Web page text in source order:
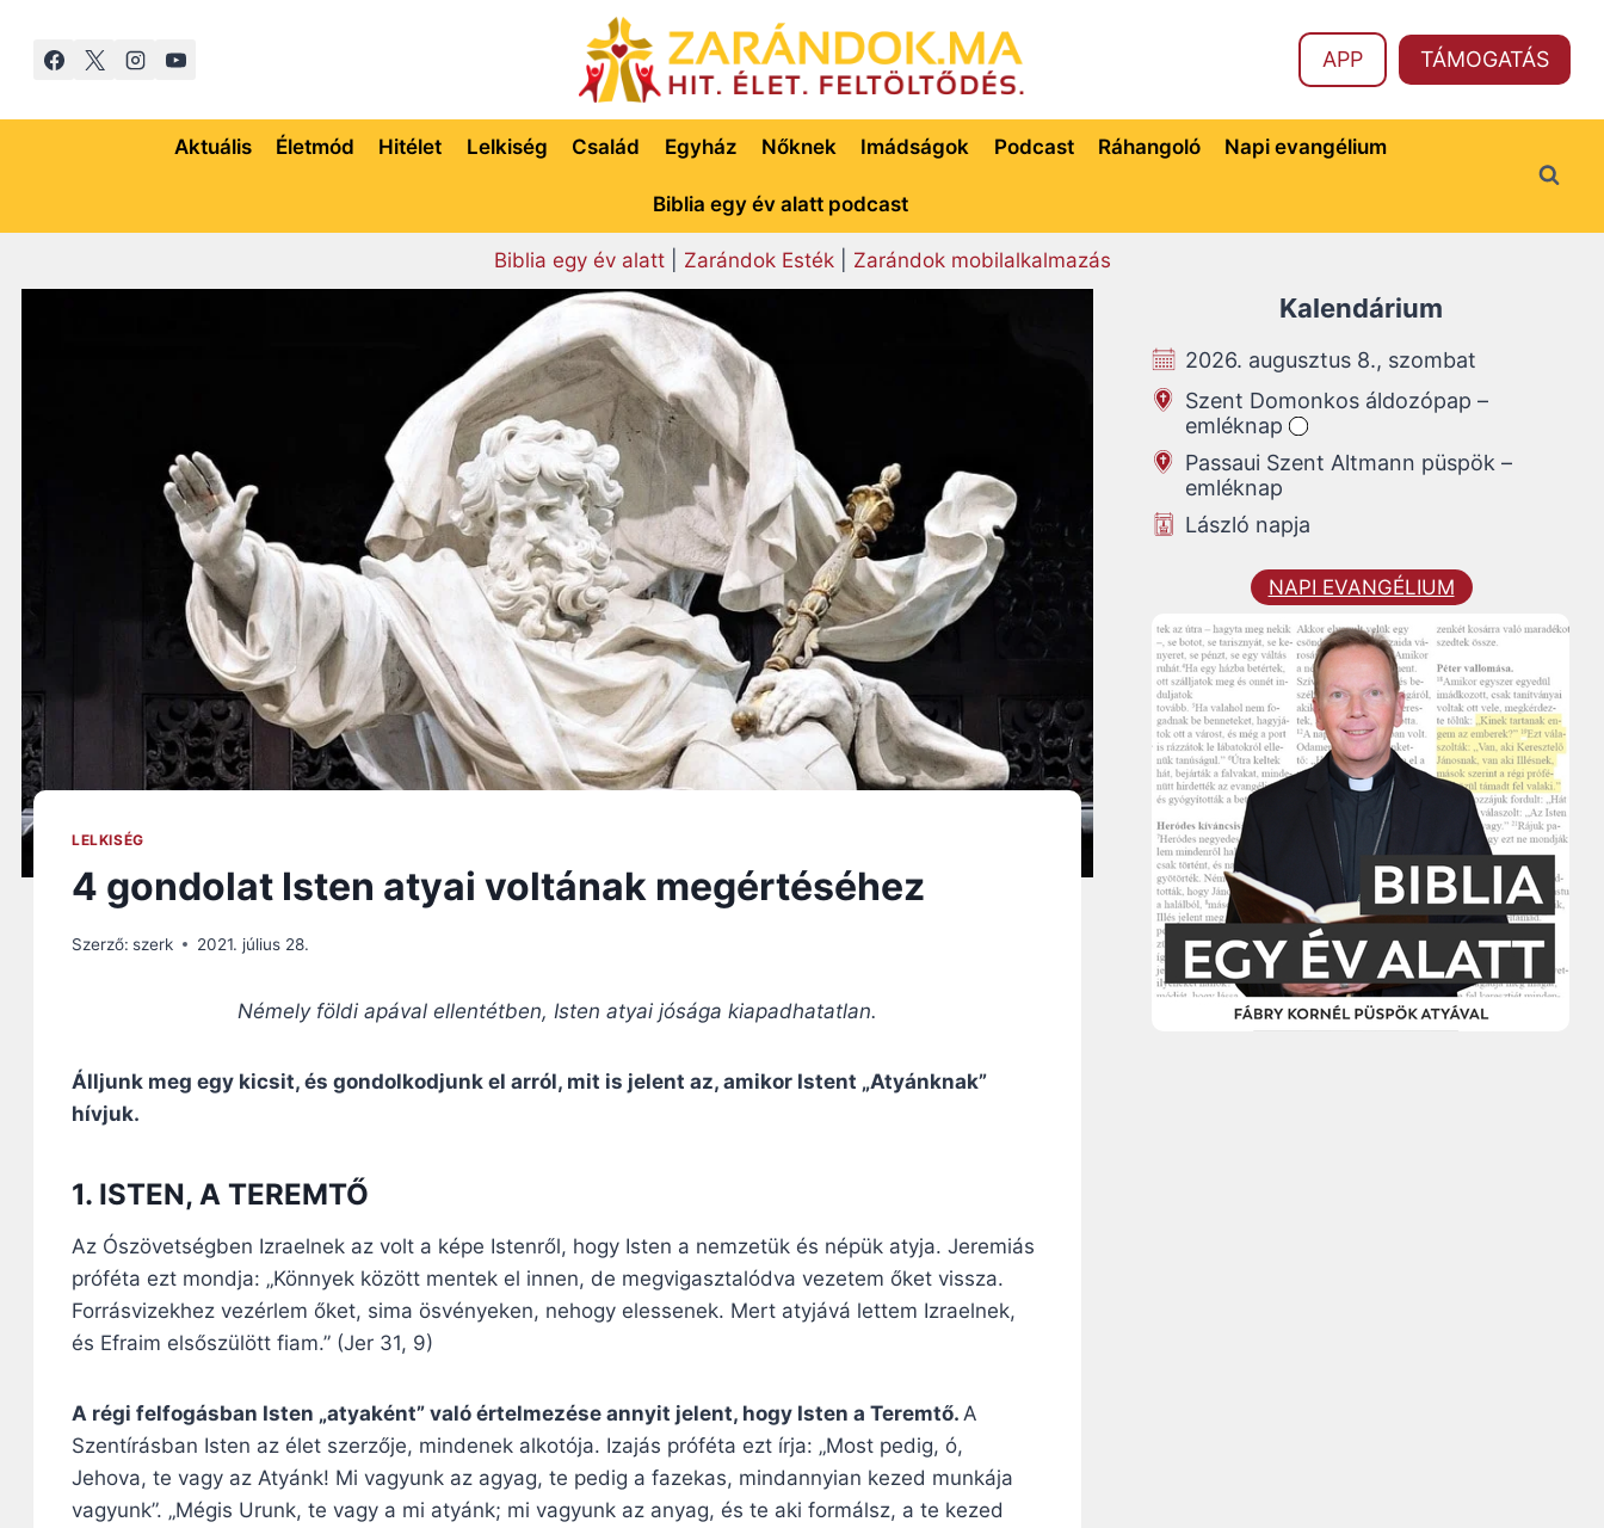
APP TÁMOGATÁS
Aktuális Életmód Hitélet Lelkiség Család Egyház Nőknek Imádságok Podcast Ráhangoló Napi evangélium
Biblia egy év alatt podcast
Biblia egy év alatt| Zarándok Esték| Zarándok mobilalkalmazás
LELKISÉG
4 gondolat Isten atyai voltának megértéséhez
Szerző: szerk 2021. július 28.
Némely földi apával ellentétben, Isten atyai jósága kiapadhatatlan.
Álljunk meg egy kicsit, és gondolkodjunk el arról, mit is jelent az, amikor Istent „Atyánknak”
hívjuk.
1. ISTEN, A TEREMTŐ
Az Ószövetségben Izraelnek az volt a képe Istenről, hogy Isten a nemzetük és népük atyja. Jeremiás
próféta ezt mondja: „Könnyek között mentek el innen, de megvigasztalódva vezetem őket vissza.
Forrásvizekhez vezérlem őket, sima ösvényeken, nehogy elessenek. Mert atyjává lettem Izraelnek,
és Efraim elsőszülött fiam.” (Jer 31, 9)
A régi felfogásban Isten „atyaként” való értelmezése annyit jelent, hogy Isten a Teremtő. A
Szentírásban Isten az élet szerzője, mindenek alkotója. Izajás próféta ezt írja: „Most pedig, ó,
Jehova, te vagy az Atyánk! Mi vagyunk az agyag, te pedig a fazekas, mindannyian kezed munkája
vagyunk”. „Mégis Urunk, te vagy a mi atyánk; mi vagyunk az anyag, és te aki formálsz, a te kezed
Kalendárium
2026. augusztus 8., szombat
Szent Domonkos áldozópap –
emléknap
Passaui Szent Altmann püspök –
emléknap
László napja
NAPI EVANGÉLIUM